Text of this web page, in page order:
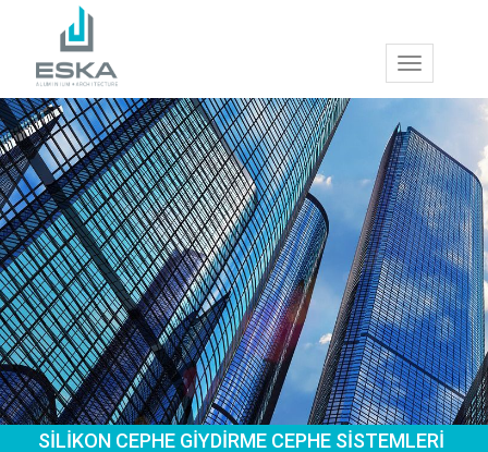
Toggle
navigation
SİLİKON CEPHE GİYDİRME CEPHE SİSTEMLERİ